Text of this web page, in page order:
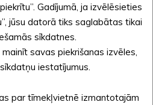
Alūksnes Bērnu un jauniešu
Gadījumā, ja izvēlēsieties
jūsu datorā tiks saglabātas tikai
sīkdatnes.
savas piekrišanas izvēles,
iestatījumus.
par tīmekļvietnē izmantotajām